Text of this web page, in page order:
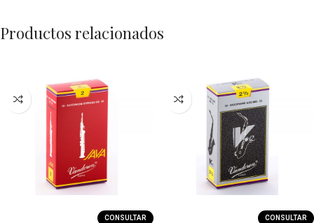
Productos relacionados
CONSULTAR CONSULTAR